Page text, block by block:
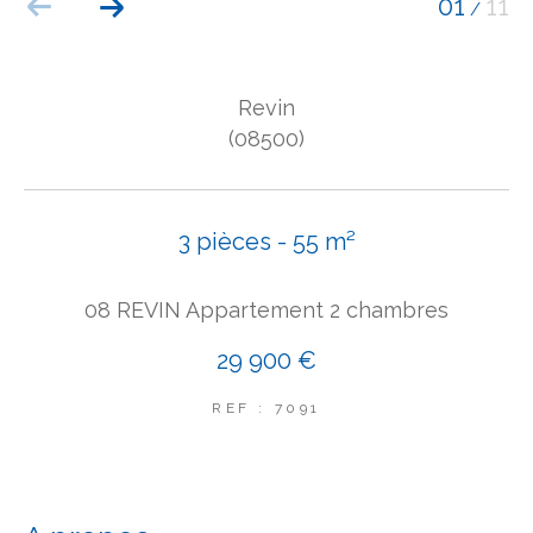
01 / 11
Revin
(08500)
3 pièces - 55 m²
08 REVIN Appartement 2 chambres
29 900 €
REF : 7091